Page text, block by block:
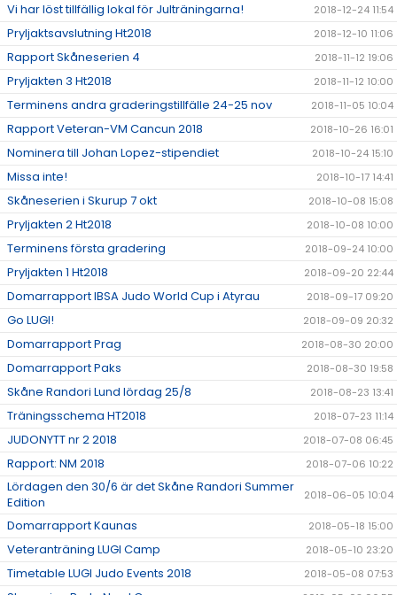
Vi har löst tillfällig lokal för Julträningarna! 2018-12-24 11:54
Pryljaktsavslutning Ht2018 2018-12-10 11:06
Rapport Skåneserien 4 2018-11-12 19:06
Pryljakten 3 Ht2018 2018-11-12 10:00
Terminens andra graderingstillfälle 24-25 nov 2018-11-05 10:04
Rapport Veteran-VM Cancun 2018 2018-10-26 16:01
Nominera till Johan Lopez-stipendiet 2018-10-24 15:10
Missa inte! 2018-10-17 14:41
Skåneserien i Skurup 7 okt 2018-10-08 15:08
Pryljakten 2 Ht2018 2018-10-08 10:00
Terminens första gradering 2018-09-24 10:00
Pryljakten 1 Ht2018 2018-09-20 22:44
Domarrapport IBSA Judo World Cup i Atyrau 2018-09-17 09:20
Go LUGI! 2018-09-09 20:32
Domarrapport Prag 2018-08-30 20:00
Domarrapport Paks 2018-08-30 19:58
Skåne Randori Lund lördag 25/8 2018-08-23 13:41
Träningsschema HT2018 2018-07-23 11:14
JUDONYTT nr 2 2018 2018-07-08 06:45
Rapport: NM 2018 2018-07-06 10:22
Lördagen den 30/6 är det Skåne Randori Summer
Edition
2018-06-05 10:04
Domarrapport Kaunas 2018-05-18 15:00
Veteranträning LUGI Camp 2018-05-10 23:20
Timetable LUGI Judo Events 2018 2018-05-08 07:53